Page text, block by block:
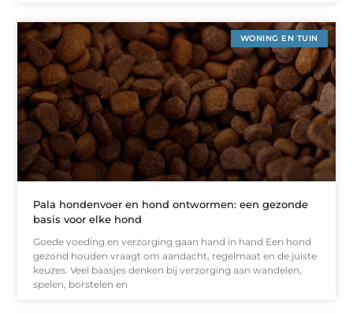
WONING EN TUIN
Pala hondenvoer en hond ontwormen: een gezonde
basis voor elke hond
Goede voeding en verzorging gaan hand in hand Een hond
gezond houden vraagt om aandacht, regelmaat en de juiste
keuzes. Veel baasjes denken bij verzorging aan wandelen,
spelen, borstelen en